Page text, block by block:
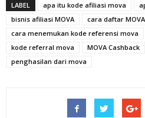
LABEL apa itu kode afiliasi mova
bisnis afiliasi MOVA
cara daftar MOVA
cara menemukan kode referensi mova
kode referral mova
MOVA Cashback
penghasilan dari mova